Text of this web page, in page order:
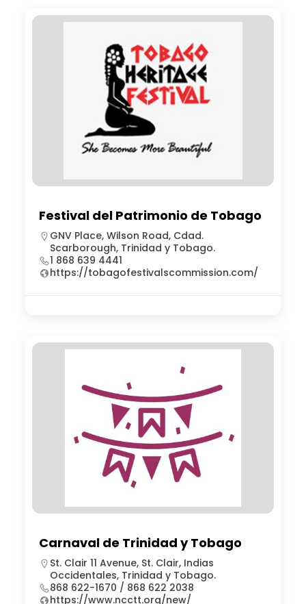
Festival del Patrimonio de Tobago
GNV Place, Wilson Road, Cdad.
Scarborough, Trinidad y Tobago.
1 868 639 4441
https://tobagofestivalscommission.com/
Carnaval de Trinidad y Tobago
St. Clair 11 Avenue, St. Clair, Indias
Occidentales, Trinidad y Tobago.
868 622-1670 / 868 622 2038
https://www.ncctt.org/new/